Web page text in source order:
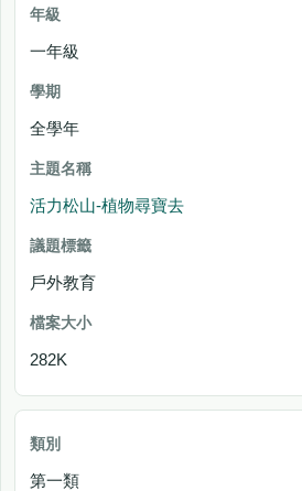
級
主題名稱
議
題
籤
一年級
全學年
活力松山-植物尋寶去
戶外教育
282K
第一類